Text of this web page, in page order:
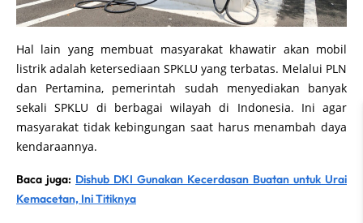
Hal lain yang membuat masyarakat khawatir akan mobil
listrik adalah ketersediaan SPKLU yang terbatas. Melalui PLN
dan Pertamina, pemerintah sudah menyediakan banyak
sekali SPKLU di berbagai wilayah di Indonesia. Ini agar
masyarakat tidak kebingungan saat harus menambah daya
kendaraannya.
Baca juga: Dishub DKI Gunakan Kecerdasan Buatan untuk Urai
Kemacetan, Ini Titiknya